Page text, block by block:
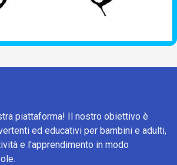
piattaforma! Il nostro obiettivo è
ed educativi per bambini e adulti,
e l’apprendimento in modo